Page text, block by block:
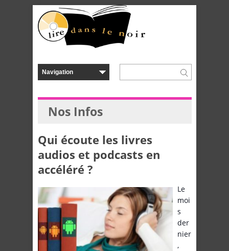
Nos Infos
Qui écoute les livres
audios et podcasts en
accéléré ?
Le
moi
s
der
nier
,